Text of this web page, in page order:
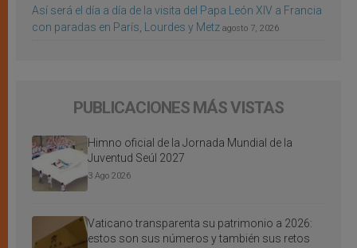
Así será el día a día de la visita del Papa León XIV a Francia
con paradas en París, Lourdes y Metz agosto 7, 2026
PUBLICACIONES MÁS VISTAS
Himno oficial de la Jornada Mundial de la
Juventud Seúl 2027
3 Ago 2026
Vaticano transparenta su patrimonio a 2026:
estos son sus números y también sus retos